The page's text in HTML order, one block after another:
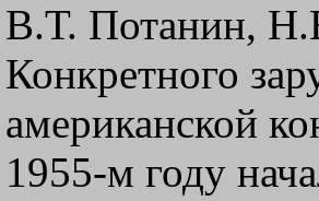
В.Т. Потанин,
Конкретного
американской
1955-м году